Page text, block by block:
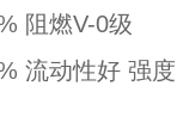
阻燃V-0级
流动性好 强度